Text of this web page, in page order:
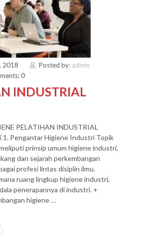
2018 Posted by: admin
0
INDUSTRIAL
PELATIHAN INDUSTRIAL
1. Pengantar Higiene Industri Topik
prinsip umum higiene industri,
dan sejarah perkembangan
profesi lintas disiplin ilmu.
ruang lingkup higiene industri,
penerapannya di industri. +
higiene …